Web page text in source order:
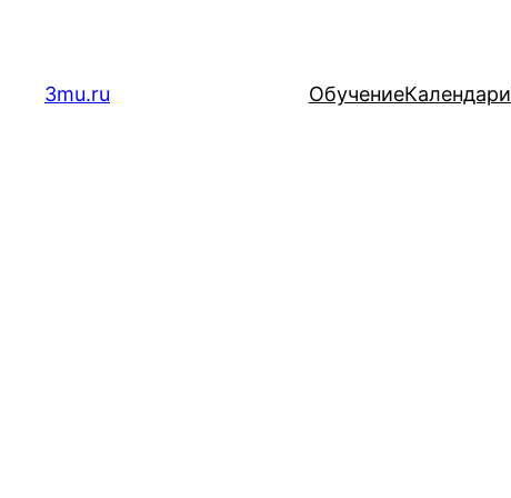
содержимому
3mu.ru ОбучениеКалендари